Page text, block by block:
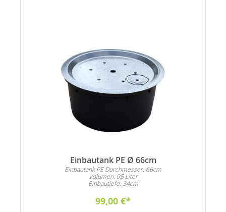
Einbautank PE Ø 66cm
Einbautank PE Durchmesser: 66cm
Volumen: 95 Liter
Einbautiefe: 34cm
99,00 €